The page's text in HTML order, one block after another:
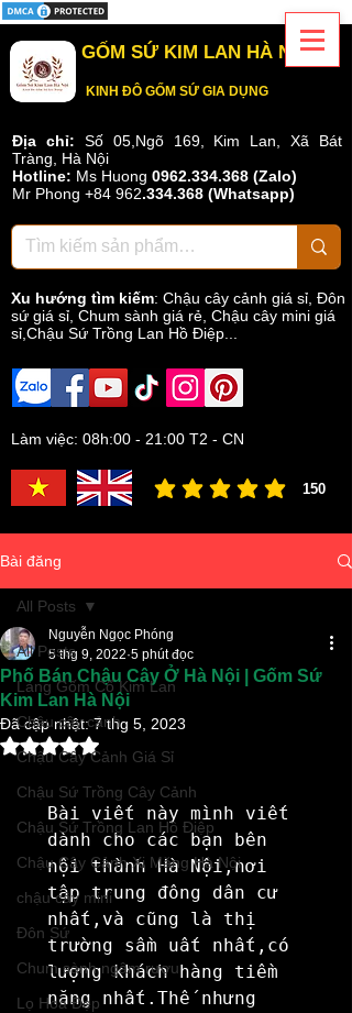
GỐM SỨ KIM LAN HÀ NỘI
KINH ĐÔ GỐM SỨ GIA DỤNG
Địa chỉ: Số 05,Ngõ 169, Kim Lan, Xã Bát
Tràng, Hà Nội
Hotline: Ms Huong 0962.334.368 (Zalo)
Mr Phong +84 962.334.368 (Whatsapp)
Xu hướng tìm kiếm: Chậu cây cảnh giá sỉ Đôn
sứ giá sỉ Chum sành giá rẻ Chậu cây mini giá
sỉ,Chậu Sứ Trồng Lan Hồ Điệp...
Làm việc: 08h:00 - 21:00 T2 - CN
150
đánh giá trung bình là 3 /5,
Bài đăng
All Posts
Làng Gốm Cổ Kim Lan
Chậu cây cảnh
Chậu Cây Cảnh Giá Sỉ
Chậu Sứ Trồng Cây Cảnh
Chậu Sứ Trồng Lan Hồ Điệp
Chậu Cây Cảnh Xi Măng Hà Nội
chậu cây mini
Đôn Sứ
Chum sành ngâm rượu
Lọ Hoa Đẹp
All Posts
Phố Bán Chậu Cây Ở Hà Nội | Gốm Sứ
Kim Lan Hà Nội
Nguyễn Ngọc Phóng
5 thg 9, 2022 5 phút đọc
Đã cập nhật:7 thg 5, 2023
Đã xếp hạng NaN/5 sao.
Bài viết này mình viết
dành cho các bạn bên
nội thành Hà Nội,nơi
tập trung đông dân cư
nhất,và cũng là thị
trường sầm uất nhất,có
lượng khách hàng tiềm
năng nhất.Thế nhưng